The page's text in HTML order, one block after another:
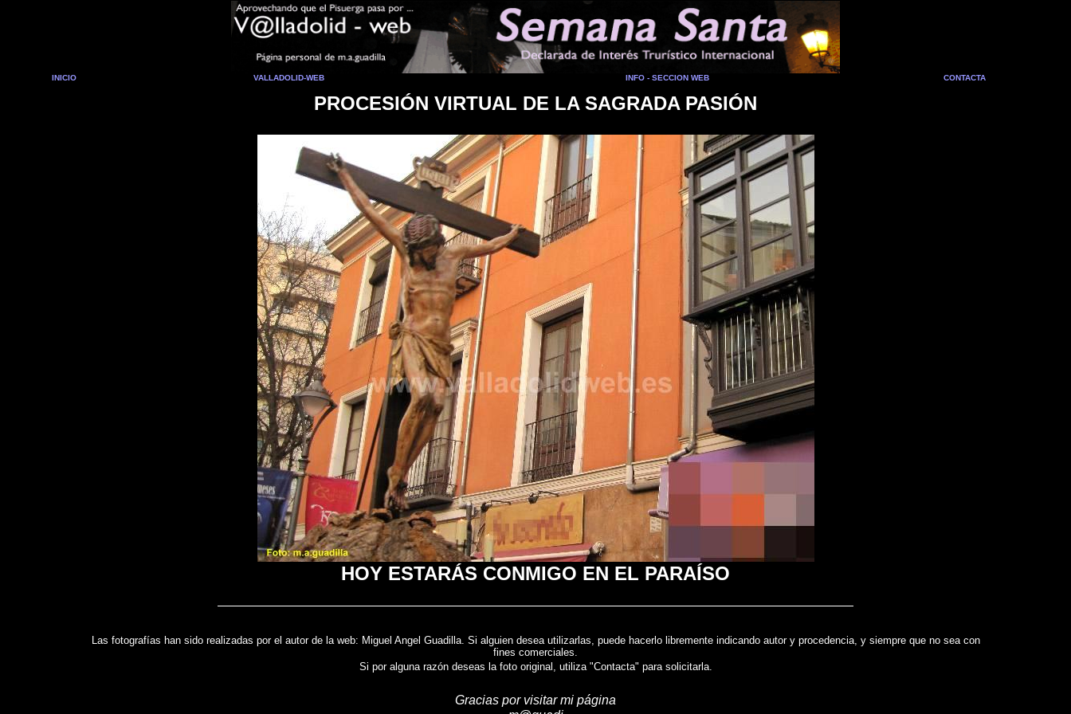
INICIO VALLADOLID-WEB INFO - SECCION WEB CONTACTA
PROCESIÓN VIRTUAL DE LA SAGRADA PASIÓN
HOY ESTARÁS CONMIGO EN EL PARAÍSO
Las fotografías han sido realizadas por el autor de la web: Miguel Angel Guadilla. Si alguien desea utilizarlas, puede hacerlo libremente indicando autor y procedencia, y siempre que no sea con
fines comerciales.
Si por alguna razón deseas la foto original, utiliza "Contacta" para solicitarla.
Gracias por visitar mi página